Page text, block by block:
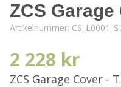
ZCS Garage
Artikelnummer:
2 228 kr
ZCS Garage Cover -